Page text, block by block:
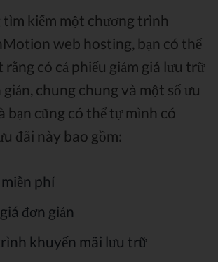
tìm kiếm một chương trình
web hosting, bạn có thể
có cả phiếu giảm giá lưu trữ
chung chung và một số ưu
bạn cũng có thể tự mình có
đãi này bao gồm:
phí
đơn giản
khuyến mãi lưu trữ